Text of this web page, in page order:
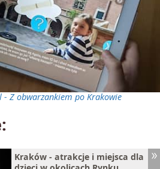
- Z obwarzankiem po Krakowie
Kraków - atrakcje i miejsca dla